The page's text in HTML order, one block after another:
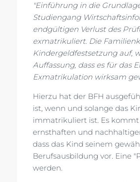
"Einführung in die
Studiengang
endgültigen Verlust des
exmatrikuliert. Die
Kindergeldfestsetzung auf,
Auffassung, dass es für das
Exmatrikulation wirksam
Hierzu hat der BFH
ist, wenn und solange das
immatrikuliert ist. Es
ernsthaften und
dass das Kind seinem
Berufsausbildung vor. Eine
werden.